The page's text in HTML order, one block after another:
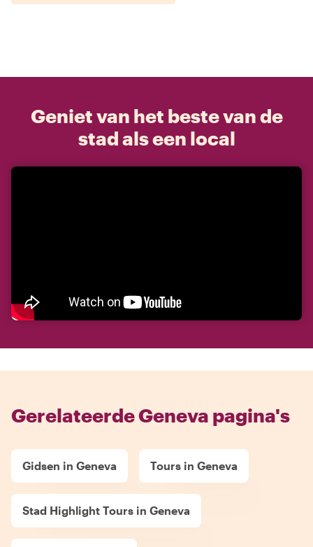
Geniet van het beste van de
stad als een local
Gerelateerde Geneva pagina's
Gidsen in Geneva Tours in Geneva
Stad Highlight Tours in Geneva